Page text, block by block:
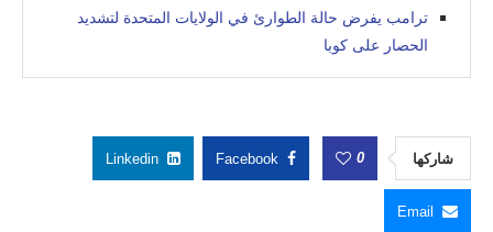
ترامب يفرض حالة الطوارئ في الولايات المتحدة لتشديد
الحصار على كوبا
شاركها 0
Facebook
Linkedin
Email